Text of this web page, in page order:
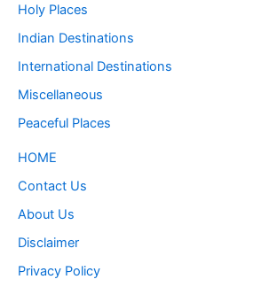
Holy Places
Indian Destinations
International Destinations
Miscellaneous
Peaceful Places
HOME
Contact Us
About Us
Disclaimer
Privacy Policy